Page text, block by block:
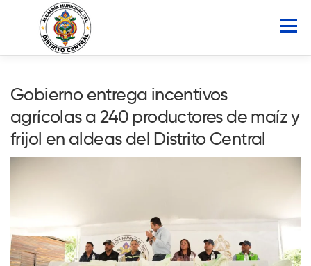
Menú
ATLAS MUNICIPAL COCOIN
Buscar:
Gobierno entrega incentivos
agrícolas a 240 productores de maíz y
frijol en aldeas del Distrito Central